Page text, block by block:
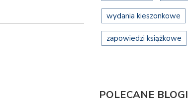
wydania kieszonkowe
zapowiedzi książkowe
POLECANE BLOGI